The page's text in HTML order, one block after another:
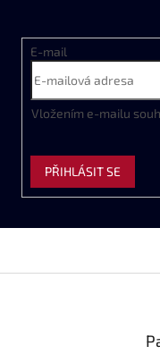
E-mail
Vložením e-mailu
PŘIHLÁSIT SE